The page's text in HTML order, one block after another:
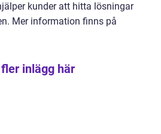
kunder att hitta lösningar
Mer information finns på
inlägg här